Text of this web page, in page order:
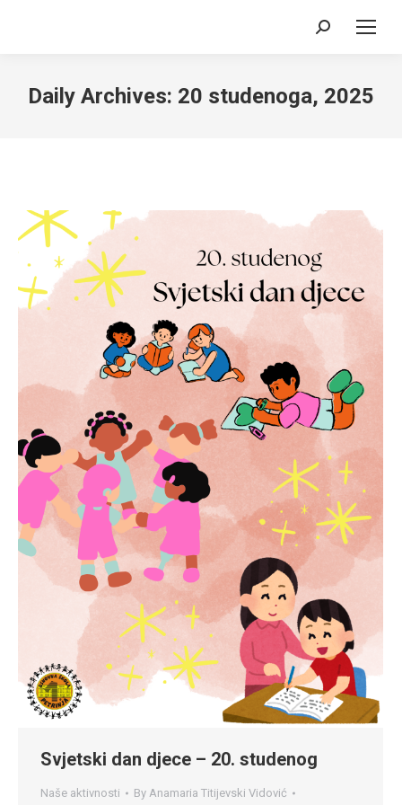
Search:
Daily Archives: 20 studenoga, 2025
Svjetski dan djece – 20. studenog
Naše aktivnosti By Anamaria Titijevski Vidović